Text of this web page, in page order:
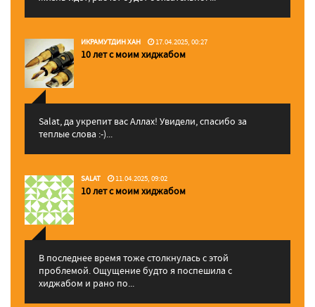
ИКРАМУТДИН ХАН 17.04.2025, 00:27
10 лет с моим хиджабом
Salat, да укрепит вас Аллаx! Увидели, спасибо за
теплые слова :-)...
SALAT 11.04.2025, 09:02
10 лет с моим хиджабом
В последнее время тоже столкнулась с этой
проблемой. Ощущение будто я поспешила с
хиджабом и рано по...